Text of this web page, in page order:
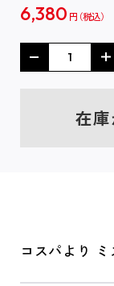
6,380 円
在
コスパより